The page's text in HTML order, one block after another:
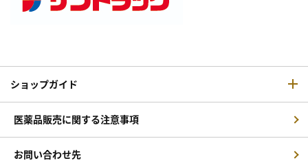
ショップガイド
医薬品販売に関する注意事項
お問い合わせ先